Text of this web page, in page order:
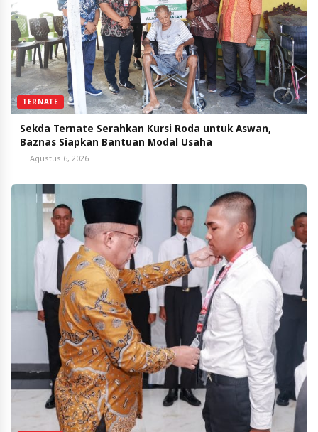
TERNATE
Sekda Ternate Serahkan Kursi Roda untuk Aswan,
Baznas Siapkan Bantuan Modal Usaha
Agustus 6, 2026